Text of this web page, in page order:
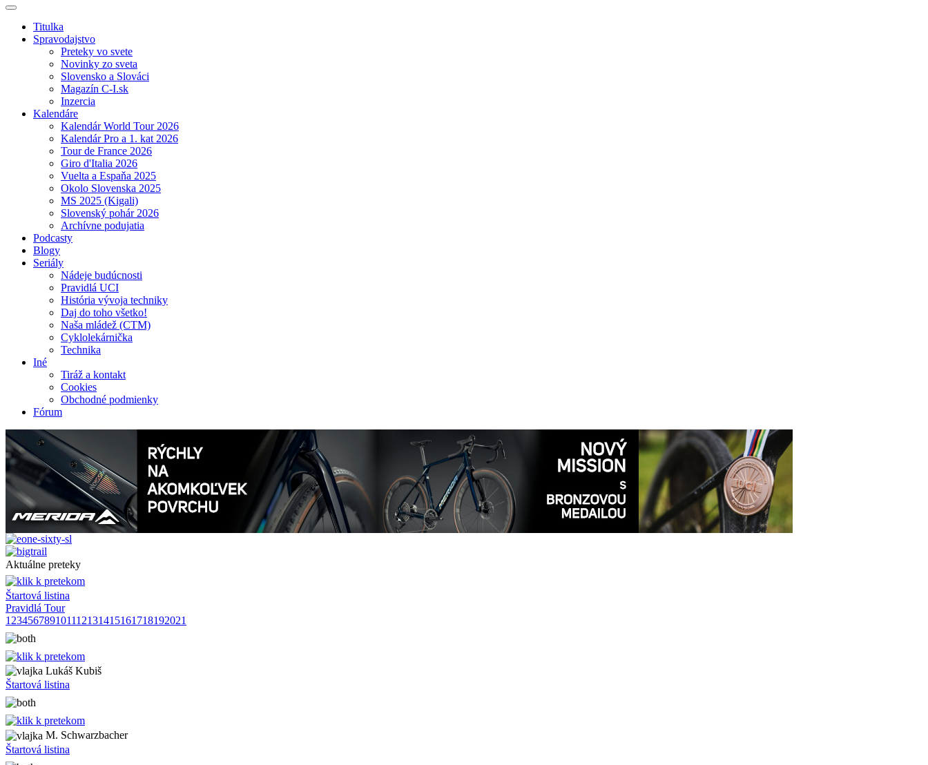
Titulka
Spravodajstvo
Preteky vo svete
Novinky zo sveta
Slovensko a Slováci
Magazín C-I.sk
Inzercia
Kalendáre
Kalendár World Tour 2026
Kalendár Pro a 1. kat 2026
Tour de France 2026
Giro d'Italia 2026
Vuelta a Espaňa 2025
Okolo Slovenska 2025
MS 2025 (Kigali)
Slovenský pohár 2026
Archívne podujatia
Podcasty
Blogy
Seriály
Nádeje budúcnosti
Pravidlá UCI
História vývoja techniky
Daj do toho všetko!
Naša mládež (CTM)
Cyklolekárnička
Technika
Iné
Tiráž a kontakt
Cookies
Obchodné podmienky
Fórum
Aktuálne preteky
Štartová listina
Pravidlá Tour
1 23456789101112131415161718192021
Lukáš Kubiš
Štartová listina
M. Schwarzbacher
Štartová listina